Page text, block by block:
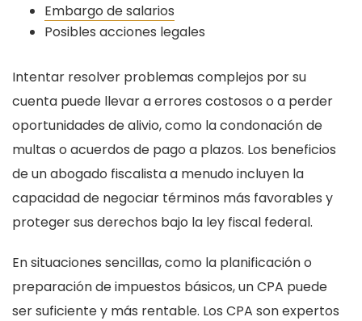
Embargo de salarios
Posibles acciones legales
Intentar resolver problemas complejos por su
cuenta puede llevar a errores costosos o a perder
oportunidades de alivio, como la condonación de
multas o acuerdos de pago a plazos. Los beneficios
de un abogado fiscalista a menudo incluyen la
capacidad de negociar términos más favorables y
proteger sus derechos bajo la ley fiscal federal.
En situaciones sencillas, como la planificación o
preparación de impuestos básicos, un CPA puede
ser suficiente y más rentable. Los CPA son expertos